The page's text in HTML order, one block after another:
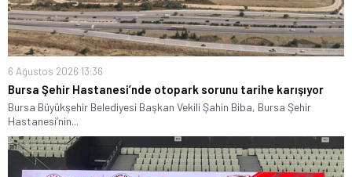
6 Ağustos 2026 13:36
Bursa Şehir Hastanesi’nde otopark sorunu tarihe karışıyor
Bursa Büyükşehir Belediyesi Başkan Vekili Şahin Biba, Bursa Şehir
Hastanesi’nin...